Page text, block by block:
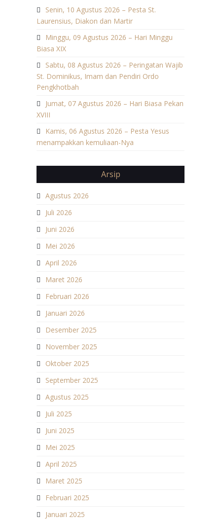
Senin, 10 Agustus 2026 – Pesta St.
Laurensius, Diakon dan Martir
Minggu, 09 Agustus 2026 – Hari Minggu
Biasa XIX
Sabtu, 08 Agustus 2026 – Peringatan Wajib
St. Dominikus, Imam dan Pendiri Ordo
Pengkhotbah
Jumat, 07 Agustus 2026 – Hari Biasa Pekan
XVIII
Kamis, 06 Agustus 2026 – Pesta Yesus
menampakkan kemuliaan-Nya
Arsip
Agustus 2026
Juli 2026
Juni 2026
Mei 2026
April 2026
Maret 2026
Februari 2026
Januari 2026
Desember 2025
November 2025
Oktober 2025
September 2025
Agustus 2025
Juli 2025
Juni 2025
Mei 2025
April 2025
Maret 2025
Februari 2025
Januari 2025